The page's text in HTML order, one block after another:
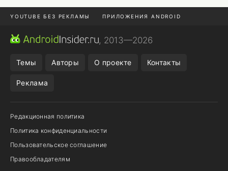
YOUTUBE БЕЗ РЕКЛАМЫ ПРИЛОЖЕНИЯ ANDROID
МЕССЕНДЖЕРЫ ONE UI 8.5
, 2013—2026
Темы Авторы О проекте Контакты
Реклама
Редакционная политика
Политика конфиденциальности
Пользовательское соглашение
Правообладателям